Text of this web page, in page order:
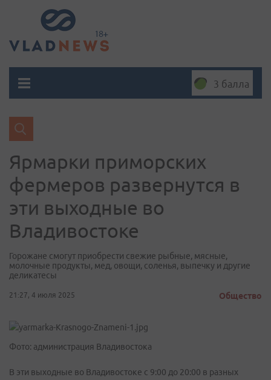
3 балла
Ярмарки приморских
фермеров развернутся в
эти выходные во
Владивостоке
Горожане смогут приобрести свежие рыбные, мясные,
молочные продукты, мед, овощи, соленья, выпечку и другие
деликатесы
21:27, 4 июля 2025 Общество
Фото: администрация Владивостока
В эти выходные во Владивостоке с 9:00 до 20:00 в разных